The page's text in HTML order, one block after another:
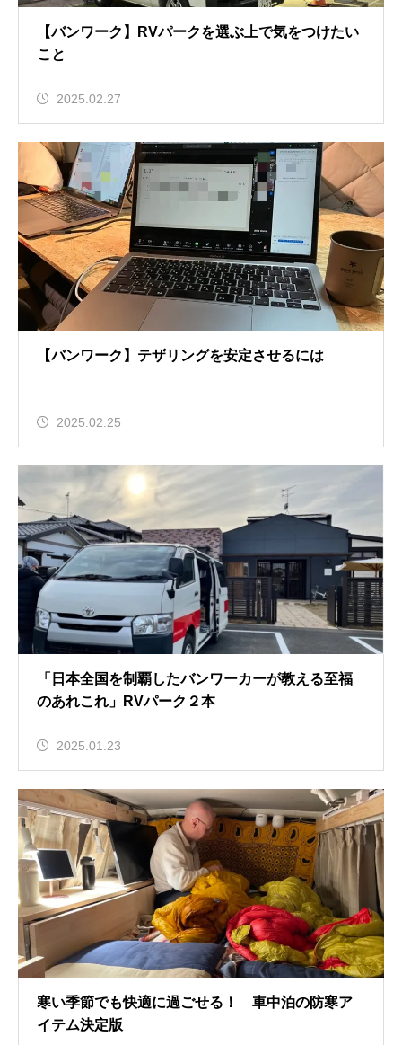
【バンワーク】RVパークを選ぶ上で気をつけたい
こと
2025.02.27
【バンワーク】テザリングを安定させるには
2025.02.25
「日本全国を制覇したバンワーカーが教える至福
のあれこれ」RVパーク２本
2025.01.23
寒い季節でも快適に過ごせる！ 車中泊の防寒ア
イテム決定版